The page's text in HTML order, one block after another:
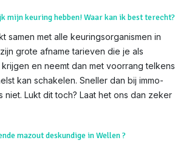
mijn keuring hebben! Waar kan ik best terecht?
samen met alle keuringsorganismen in
grote afname tarieven die je als
en neemt dan met voorrang telkens
kan schakelen. Sneller dan bij immo-
niet. Lukt dit toch? Laat het ons dan zeker
mazout deskundige in Wellen ?